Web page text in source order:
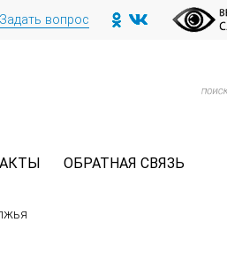
Задать вопрос
ОБРАТНАЯ СВЯЗЬ